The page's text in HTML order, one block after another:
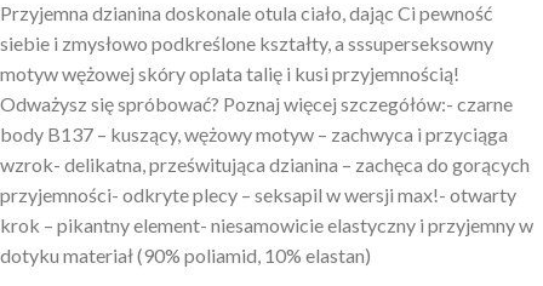
Przyjemna dzianina doskonale otula ciało, dając Ci pewność
siebie i zmysłowo podkreślone kształty, a sssuperseksowny
motyw wężowej skóry oplata talię i kusi przyjemnością!
Odważysz się spróbować? Poznaj więcej szczegółów:- czarne
body B137 – kuszący, wężowy motyw – zachwyca i przyciąga
wzrok- delikatna, prześwitująca dzianina – zachęca do gorących
przyjemności- odkryte plecy – seksapil w wersji max!- otwarty
krok – pikantny element- niesamowicie elastyczny i przyjemny w
dotyku materiał (90% poliamid, 10% elastan)